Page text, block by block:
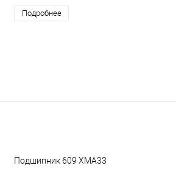
Подробнее
Подшипник 609 XMA33